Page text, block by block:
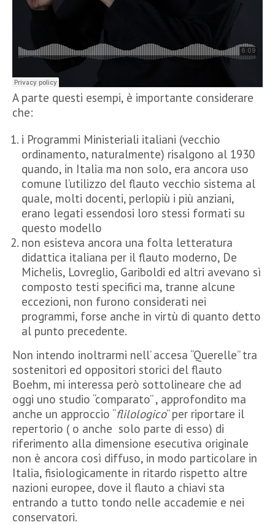
A parte questi esempi, è importante considerare
che:
i Programmi Ministeriali italiani (vecchio
ordinamento, naturalmente) risalgono al 1930
quando, in Italia ma non solo, era ancora uso
comune l’utilizzo del flauto vecchio sistema al
quale, molti docenti, perlopiù i più anziani,
erano legati essendosi loro stessi formati su
questo modello
non esisteva ancora una folta letteratura
didattica italiana per il flauto moderno, De
Michelis, Lovreglio, Gariboldi ed altri avevano sì
composto testi specifici ma, tranne alcune
eccezioni, non furono considerati nei
programmi, forse anche in virtù di quanto detto
al punto precedente.
Non intendo inoltrarmi nell’ accesa “Querelle” tra
sostenitori ed oppositori storici del flauto
Boehm, mi interessa però sottolineare che ad
oggi uno studio “comparato” , approfondito ma
anche un approccio “flilologico” per riportare il
repertorio ( o anche solo parte di esso) di
riferimento alla dimensione esecutiva originale
non è ancora così diffuso, in modo particolare in
Italia, fisiologicamente in ritardo rispetto altre
nazioni europee, dove il flauto a chiavi sta
entrando a tutto tondo nelle accademie e nei
conservatori.